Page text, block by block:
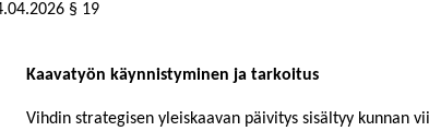
§ 19
Kaavatyön käynnistyminen ja tarkoitus
Vihdin strategisen yleiskaavan päivitys sisältyy kunnan